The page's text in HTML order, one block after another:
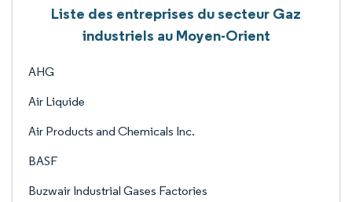
Liste des entreprises du secteur Gaz
industriels au Moyen-Orient
AHG
Air Liquide
Air Products and Chemicals Inc.
BASF
Buzwair Industrial Gases Factories